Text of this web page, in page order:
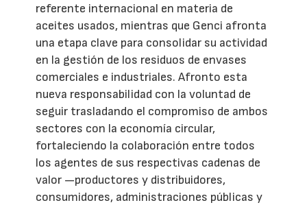
referente internacional en materia de
aceites usados, mientras que Genci afronta
una etapa clave para consolidar su actividad
en la gestión de los residuos de envases
comerciales e industriales. Afronto esta
nueva responsabilidad con la voluntad de
seguir trasladando el compromiso de ambos
sectores con la economía circular,
fortaleciendo la colaboración entre todos
los agentes de sus respectivas cadenas de
valor —productores y distribuidores,
consumidores, administraciones públicas y